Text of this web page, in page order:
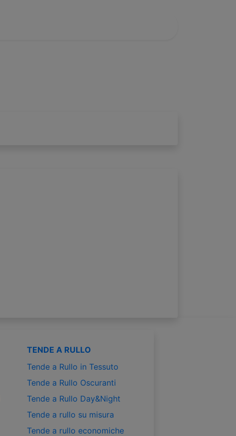
TENDE A RULLO
Tende a Rullo in Tessuto
Tende a Rullo Oscuranti
Tende a Rullo Day&Night
Tende a rullo su misura
Tende a rullo economiche